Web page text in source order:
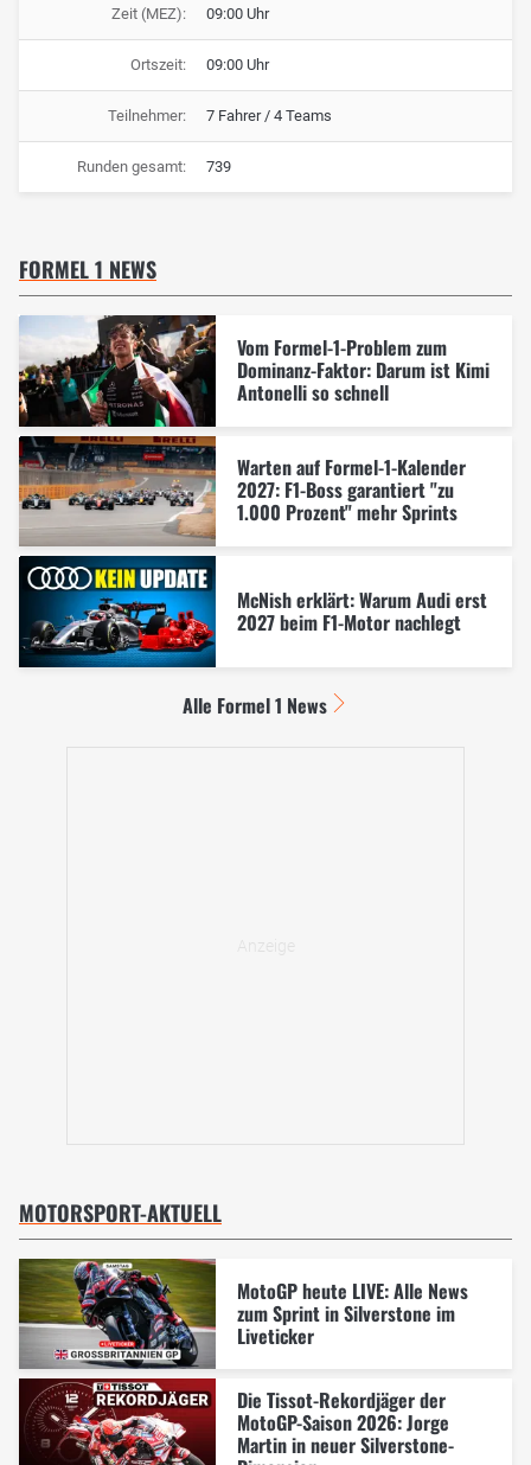
Zeit (MEZ): 09:00 Uhr
Ortszeit: 09:00 Uhr
Teilnehmer: 7 Fahrer / 4 Teams
Runden gesamt: 739
FORMEL 1 NEWS
Vom Formel-1-Problem zum
Dominanz-Faktor: Darum ist Kimi
Antonelli so schnell
Warten auf Formel-1-Kalender
2027: F1-Boss garantiert "zu
1.000 Prozent" mehr Sprints
McNish erklärt: Warum Audi erst
2027 beim F1-Motor nachlegt
Alle Formel 1 News
MOTORSPORT-AKTUELL
MotoGP heute LIVE: Alle News
zum Sprint in Silverstone im
Liveticker
Die Tissot-Rekordjäger der
MotoGP-Saison 2026: Jorge
Martin in neuer Silverstone-